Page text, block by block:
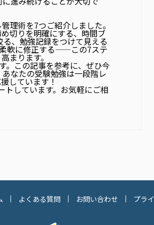
理術を7つご紹介しました。
切りを明確にする、時間ブ
、勉強記録をつけて見える
軟に修正する——この7ステ
まります。
。この記事を参考に、ぜひ今
なたの受験勉強は一段階レ
しています！
トしています。お気軽にご相
よくある質問 お問い合わせ プラ